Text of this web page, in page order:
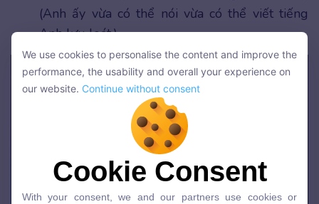
(Anh ấy vừa có thể nói vừa có thể viết tiếng
Anh lưu loát.)
We use cookies to personalise the content and improve the
performance, the usability and overall your experience on
Continue without consent
Cookie Consent
We use cookies to personalise the content and improve the
performance, the usability and overall your experience on
our website. Continue without consent
Cookie Consent
With your consent, we and our partners use cookies or